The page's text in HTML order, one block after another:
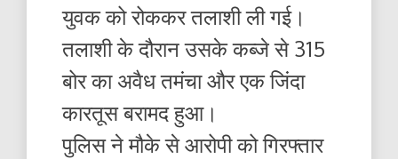
युवक को रोककर तलाशी ली गई।
तलाशी के दौरान उसके कब्जे से 315
बोर का अवैध तमंचा और एक जिंदा
कारतूस बरामद हुआ।
पुलिस ने मौके से आरोपी को गिरफ्तार